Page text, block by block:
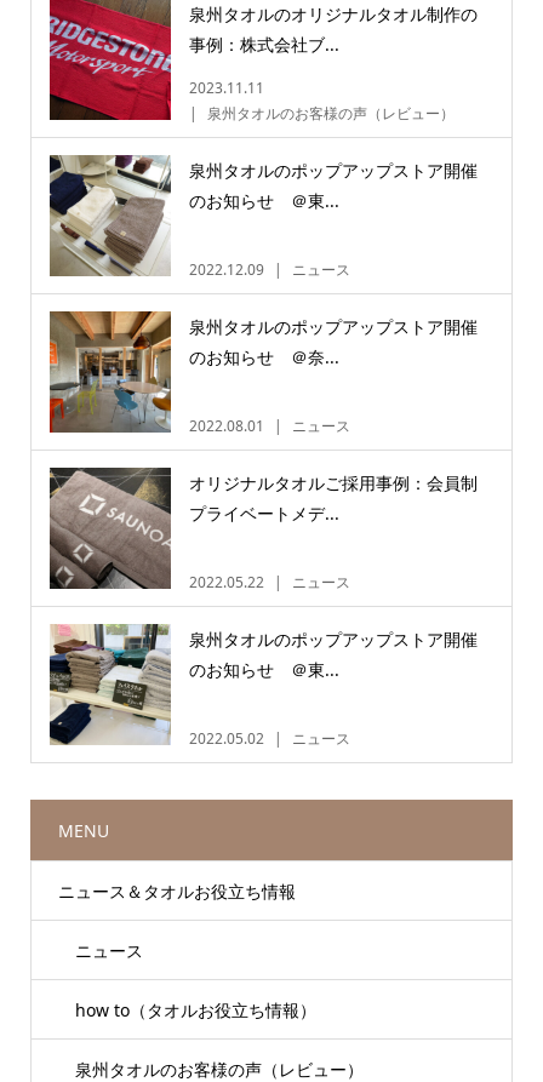
泉州タオルのオリジナルタオル制作の
事例：株式会社ブ...
2023.11.11
泉州タオルのお客様の声（レビュー）
泉州タオルのポップアップストア開催
のお知らせ ＠東...
2022.12.09 ニュース
泉州タオルのポップアップストア開催
のお知らせ ＠奈...
2022.08.01 ニュース
オリジナルタオルご採用事例：会員制
プライベートメデ...
2022.05.22 ニュース
泉州タオルのポップアップストア開催
のお知らせ ＠東...
2022.05.02 ニュース
MENU
ニュース＆タオルお役立ち情報
ニュース
how to（タオルお役立ち情報）
泉州タオルのお客様の声（レビュー）